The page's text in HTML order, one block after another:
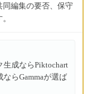
同編集の要否、保守
生成ならPiktochart
らGammaが選ば